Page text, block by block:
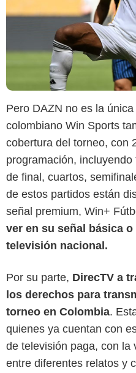
Pero DAZN no es la
colombiano Win Sports
cobertura del torneo, con
programación,
de final, cuartos,
de estos partidos están
señal premium, Win+
ver en su señal básica
televisión nacional.
Por su parte, DirecTV a
los derechos para
torneo en Colombia.
quienes ya cuentan con
de televisión paga, con la
entre diferentes relatos y